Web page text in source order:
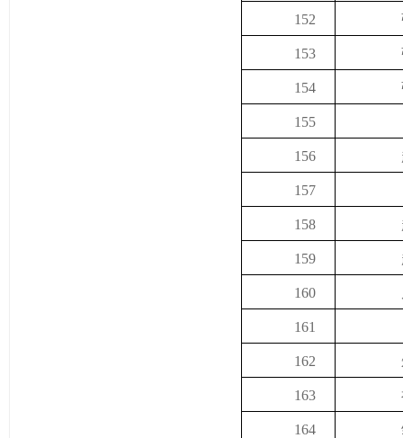
152
153
154
155
156
157
158
159
160
161
162
163
164